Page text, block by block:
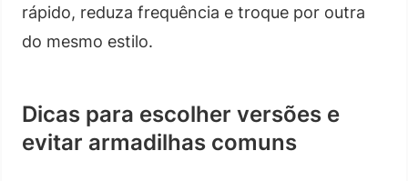
rápido, reduza frequência e troque por outra
do mesmo estilo.
Dicas para escolher versões e
evitar armadilhas comuns